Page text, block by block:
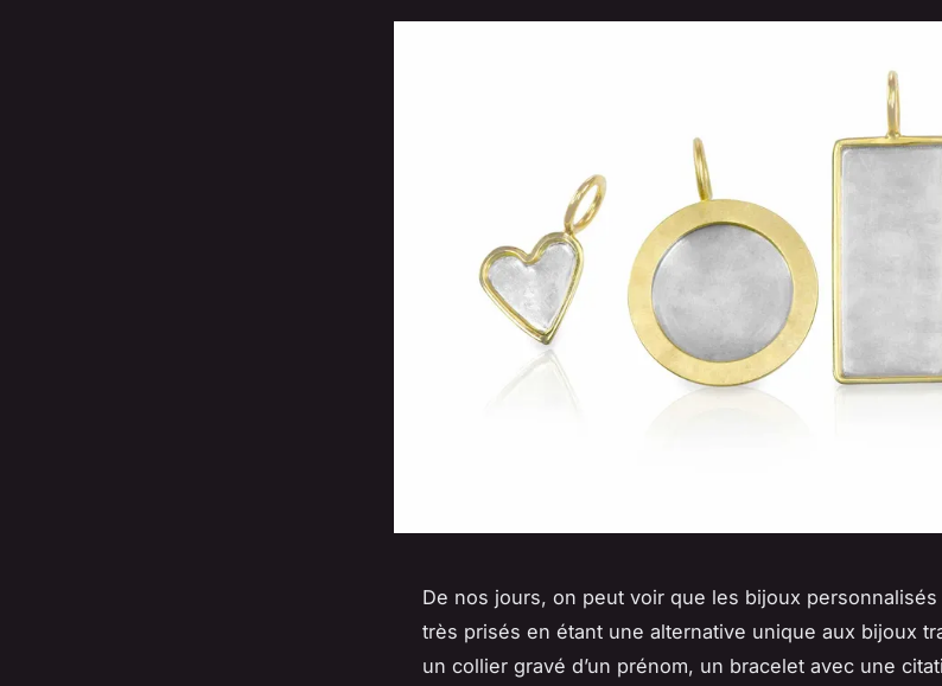
De nos jours, on peut voir que les bijoux
très prisés en étant une alternative unique aux bijoux
un collier gravé d’un prénom, un bracelet avec une